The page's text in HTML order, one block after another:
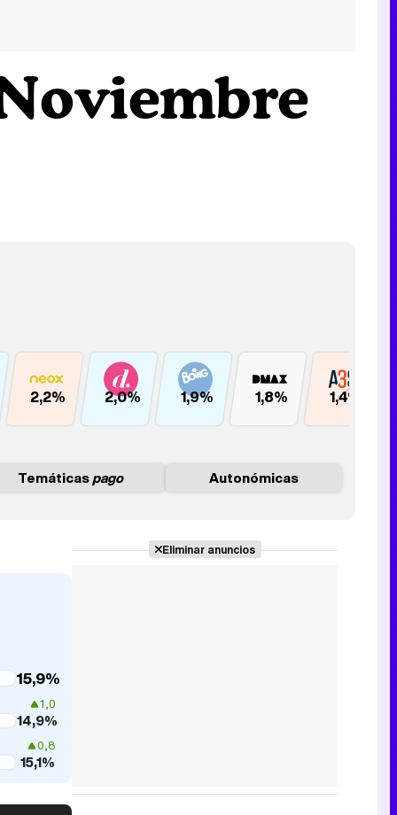
2,2% 2,0% 1,9% 1,8% 1,4%
Temáticaspago Autonómicas
15,9%
1,0
14,9%
0,8
15,1%
Eliminar anuncios